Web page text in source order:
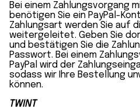
Bei einem Zahlungsvorgang
benötigen Sie ein PayPal-
Zahlungsart werden Sie auf
weitergeleitet. Geben Sie
und bestätigen Sie die
Passwort. Bei einem
PayPal wird der
sodass wir Ihre Bestellung
können.
TWINT